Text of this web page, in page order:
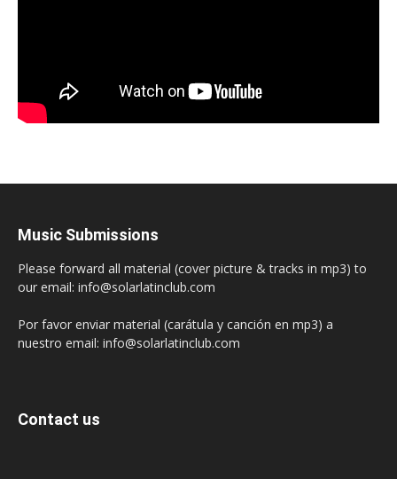
Music Submissions
Please forward all material (cover picture & tracks in mp3) to
our email: info@solarlatinclub.com
Por favor enviar material (carátula y canción en mp3) a
nuestro email: info@solarlatinclub.com
Contact us